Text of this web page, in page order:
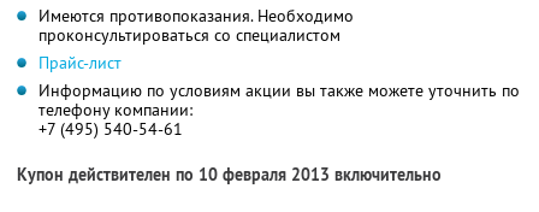
Имеются противопоказания. Необходимо
проконсультироваться со специалистом
Прайс-лист
Информацию по условиям акции вы также можете уточнить по
телефону компании:
+7 (495) 540-54-61
Купон действителен по 10 февраля 2013 включительно